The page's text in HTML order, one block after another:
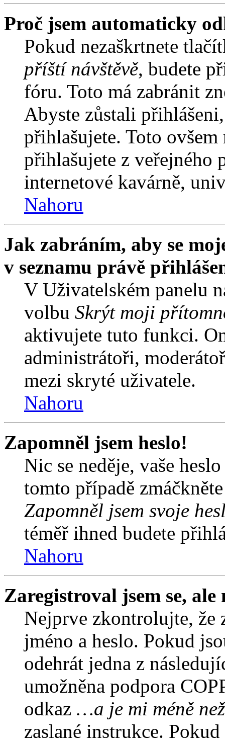
Proč jsem automaticky
Pokud nezaškrtnete
příští návštěvě, budete
fóru. Toto má zabránit
Abyste zůstali
přihlašujete. Toto
přihlašujete z veřejného
internetové kavárně,
Nahoru
Jak zabráním, aby se
v seznamu právě
V Uživatelském panelu
volbu Skrýt moji
aktivujete tuto funkci.
administrátoři,
mezi skryté uživatele.
Nahoru
Zapomněl jsem heslo!
Nic se neděje, vaše
tomto případě
Zapomněl jsem svoje
téměř ihned budete
Nahoru
Zaregistroval jsem se,
Nejprve zkontrolujte, že
jméno a heslo. Pokud
odehrát jedna z
umožněna podpora
odkaz …a je mi méně
zaslané instrukce.